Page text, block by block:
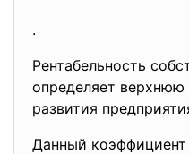
.
Рентабельность
определяет верхнюю
развития
Данный